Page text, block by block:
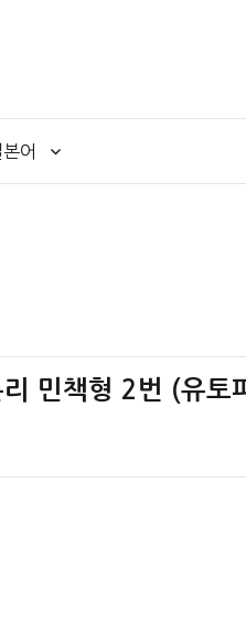
본어
민책형 2번 (유토